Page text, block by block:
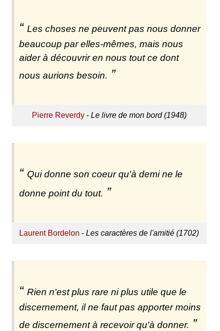
Les choses ne peuvent pas nous donner
beaucoup par elles-mêmes, mais nous
aider à découvrir en nous tout ce dont
nous aurions besoin.
Pierre Reverdy- Le livre de mon bord (1948)
Qui donne son coeur qu'à demi ne le
donne point du tout.
Laurent Bordelon -Les caractères de l'amitié (1702)
Rien n'est plus rare ni plus utile que le
discernement, il ne faut pas apporter moins
de discernement à recevoir qu'à donner.